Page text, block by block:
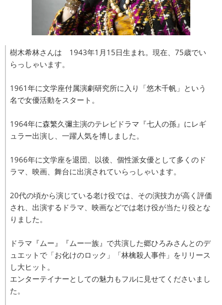
樹木希林さんは 1943年1月15日生まれ。現在、75歳でい
らっしゃいます。
1961年に文学座付属演劇研究所に入り「悠木千帆」という
名で女優活動をスタート。
1964年に森繁久彌主演のテレビドラマ『七人の孫』にレギ
ュラー出演し、一躍人気を博しました。
1966年に文学座を退団、以後、個性派女優として多くのド
ラマ、映画、舞台に出演されていらっしゃいます。
20代の頃から演じている老け役では、その演技力が高く評価
され、出演するドラマ、映画などでは老け役が当たり役とな
りました。
ドラマ『ムー』『ムー一族』で共演した郷ひろみさんとのデ
ュエットで「お化けのロック」「林檎殺人事件」をリリース
し大ヒット。
エンターテイナーとしての魅力もフルに見せてくださいまし
た。